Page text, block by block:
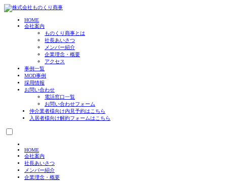
HOME
会社案内
ものくり商事とは
社長あいさつ
メンバー紹介
企業理念・概要
アクセス
事例一覧
MOD事例
採用情報
お問い合わせ
電話窓口一覧
お問い合わせフォーム
仲介業者様向け内見予約はこちら
入居者様向け解約フォームはこちら
HOME
会社案内
社長あいさつ
メンバー紹介
企業理念・概要